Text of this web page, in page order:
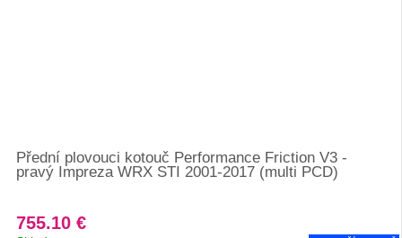
Přední plovouci kotouč Performance Friction V3 -
pravý Impreza WRX STI 2001-2017 (multi PCD)
755.10 €